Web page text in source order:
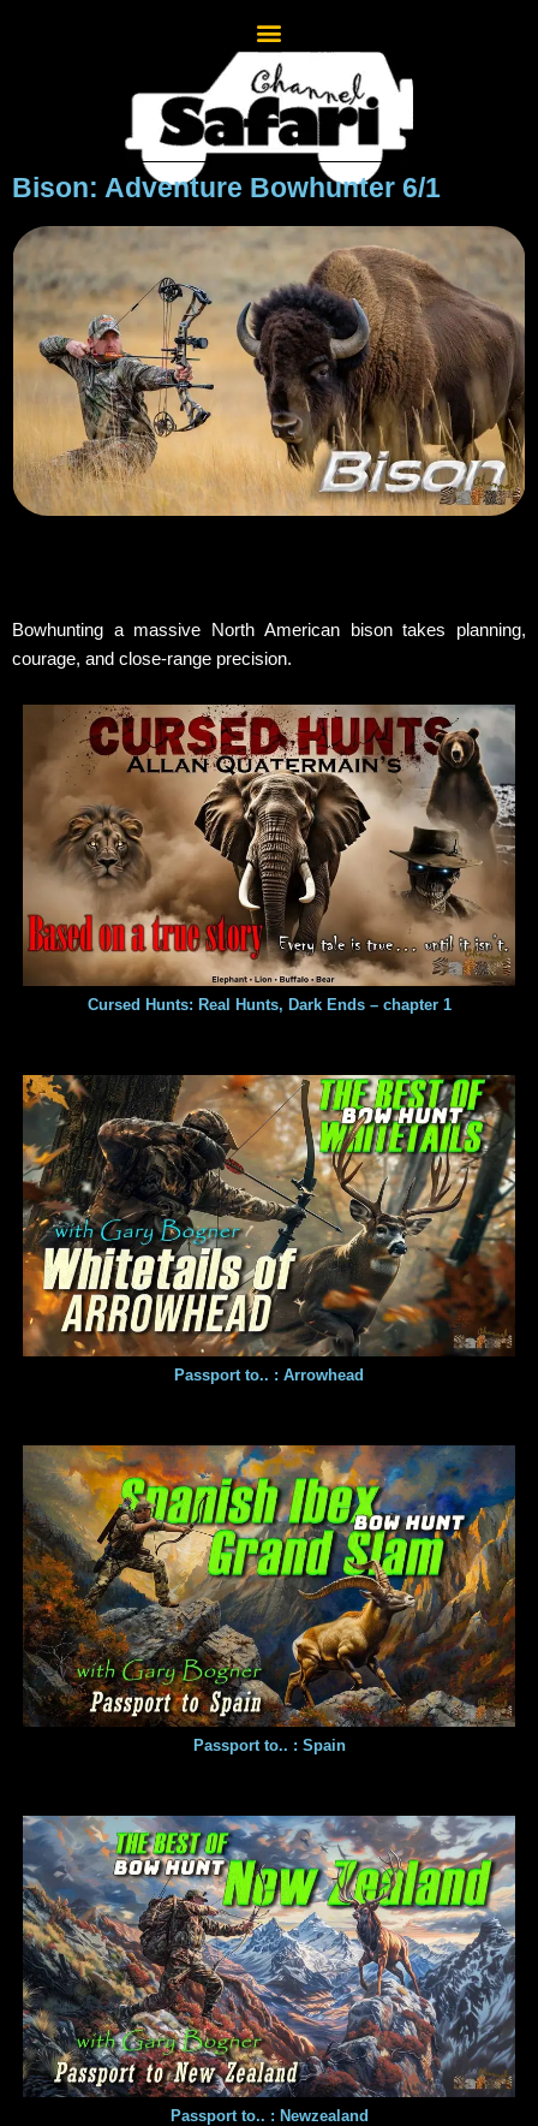
Bison: Adventure Bowhunter 6/1
Bowhunting a massive North American bison takes planning,
courage, and close-range precision.
Cursed Hunts: Real Hunts, Dark Ends – chapter 1
Passport to.. : Arrowhead
Passport to.. : Spain
Passport to.. : Newzealand